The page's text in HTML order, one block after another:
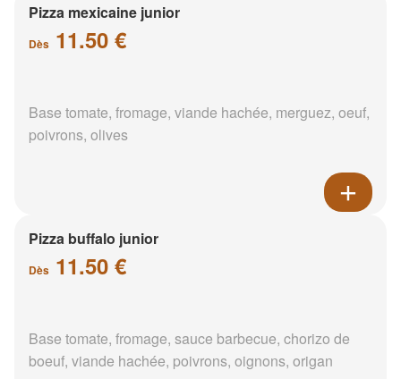
Pizza mexicaine junior
Dès 11.50 €
Base tomate, fromage, viande hachée, merguez, oeuf,
poivrons, olives
Pizza buffalo junior
Dès 11.50 €
Base tomate, fromage, sauce barbecue, chorizo de
boeuf, viande hachée, poivrons, oignons, origan